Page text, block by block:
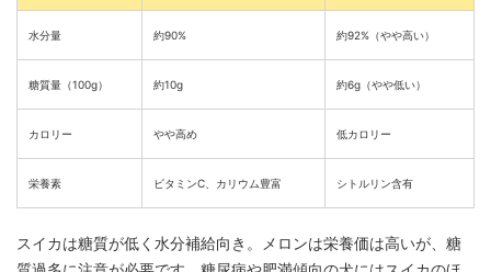
水分量 約90% 約92%（やや高い）
糖質量（100g） 約10g 約6g（やや低い）
カロリー やや高め 低カロリー
栄養素 ビタミンC、カリウム豊富 シトルリン含有
スイカは糖質が低く水分補給向き。メロンは栄養価は高いが、糖